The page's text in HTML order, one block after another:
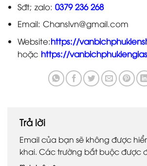
Sđt; zalo: 0379 236 268
Email: Chanslvn@gmail.com
Website:https://
hoặc https://
Trả lời
Email của bạn sẽ không được
khai. Các trường bắt buộc được